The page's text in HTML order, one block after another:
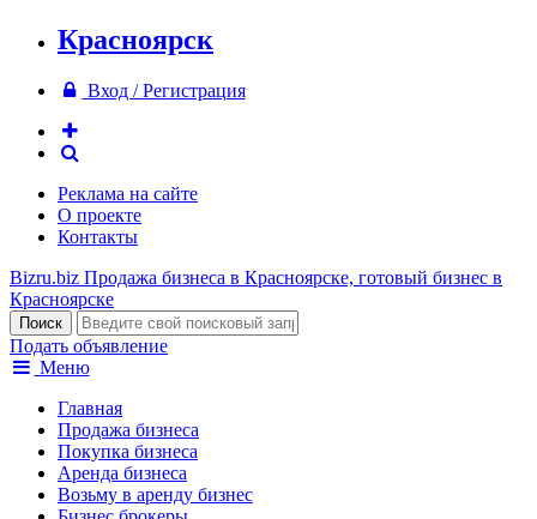
Красноярск
Вход / Регистрация
Реклама на сайте
О проекте
Контакты
Bizru.biz Продажа бизнеса в Красноярске, готовый бизнес в
Красноярске
Подать объявление
Меню
Главная
Продажа бизнеса
Покупка бизнеса
Аренда бизнеса
Возьму в аренду бизнес